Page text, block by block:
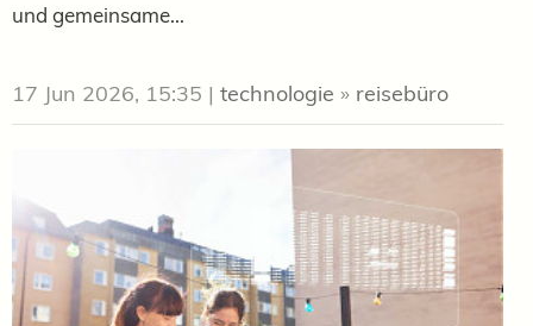
und gemeinsame...
17 Jun 2026, 15:35 | technologie » reisebüro